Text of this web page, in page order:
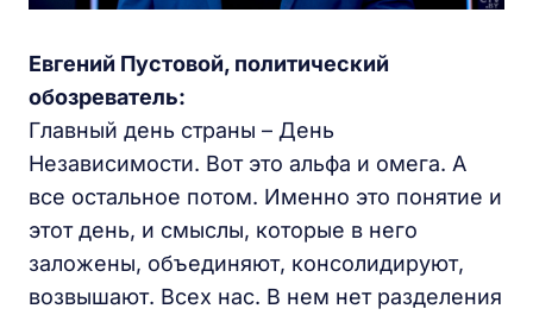
Евгений Пустовой, политический
обозреватель:
Главный день страны – День
Независимости. Вот это альфа и омега. А
все остальное потом. Именно это понятие и
этот день, и смыслы, которые в него
заложены, объединяют, консолидируют,
возвышают. Всех нас. В нем нет разделения